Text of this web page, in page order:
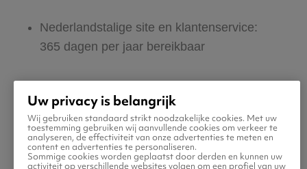
Nederlandstalige site en klantenservice:
365 dagen per jaar bereikbaar
Boek ook direct een hotel of huurauto voor
in Brussel
Uw privacy is belangrijk
Wij gebruiken standaard strikt noodzakelijke cookies. Met uw
toestemming gebruiken wij aanvullende cookies om verkeer te
analyseren, de effectiviteit van onze advertenties te meten en
content en advertenties te personaliseren.
Sommige cookies worden geplaatst door derden en kunnen uw
activiteit op verschillende websites volgen om een profiel van uw